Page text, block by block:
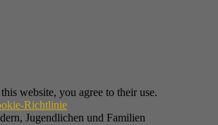
website, you agree to their use.
Richtlinie
Jugendlichen und Familien